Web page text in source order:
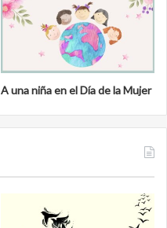
A una niña en el Día de la Mujer